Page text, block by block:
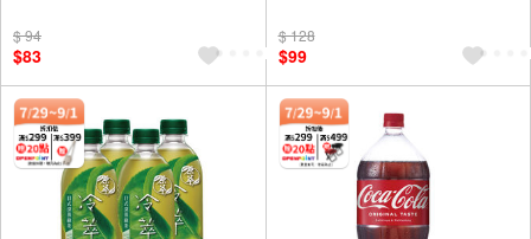
$ 94
$83
滿額9折
$ 128
$99